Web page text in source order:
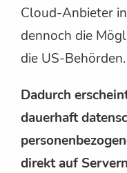
Cloud-Anbieter
dennoch die
die US-Behörden.
Dadurch
dauerhaft
direkt auf